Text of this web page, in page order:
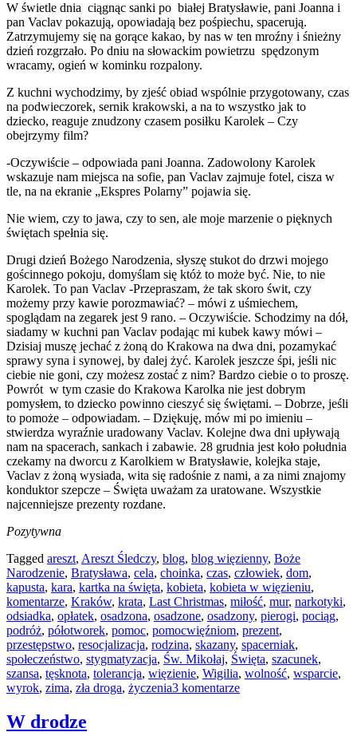
W świetle dnia ciągnąc sanki po białej Bratysławie, pani Joanna i
pan Vaclav pokazują, opowiadają bez pośpiechu, spacerują.
Zatrzymujemy się na gorące kakao, by nas w ten mroźny i śnieżny
dzień rozgrzało. Po dniu na słowackim powietrzu spędzonym
wracamy, ogień w kominku rozpalony.
Z kuchni wychodzimy, by zjeść obiad wspólnie przygotowany, czas
na podwieczorek, sernik krakowski, a na to wszystko jak to
dziecko, reaguje znudzony czasem posiłku Karolek – Czy
obejrzymy film?
-Oczywiście – odpowiada pani Joanna. Zadowolony Karolek
wskazuje nam miejsca na sofie, pan Vaclav zajmuje fotel, cisza w
tle, na na ekranie „Ekspres Polarny” pojawia się.
Nie wiem, czy to jawa, czy to sen, ale moje marzenie o pięknych
świętach spełnia się.
Drugi dzień Bożego Narodzenia, słyszę stukot do drzwi mojego
gościnnego pokoju, domyślam się któż to może być. Nie, to nie
Karolek. To pan Vaclav -Przepraszam, że tak skoro świt, czy
możemy przy kawie porozmawiać? – mówi z uśmiechem,
spoglądam na zegarek jest 9 rano. – Oczywiście. Schodzimy na dół,
siadamy w kuchni pan Vaclav podając mi kubek kawy mówi –
Dzisiaj muszę jechać z żoną do Krakowa na dwa dni, pozamykać
sprawy syna i synowej, by dalej żyć. Karolek jeszcze śpi, jeśli nic
ciebie nie goni, czy możesz zostać z nim? Bardzo ciebie o to proszę.
Powrót w tym czasie do Krakowa Karolka nie jest dobrym
pomysłem, to dziecko powinno cieszyć się świętami. – Dobrze, jeśli
to pomoże – odpowiadam. – Dziękuję, mów mi po imieniu –
stwierdza wyraźnie uradowany Vaclav. Kolejne dwa dni upływają
nam na spacerach, sankach i zabawie. 28 grudnia jest koło południa
czekamy na dworcu z Karolkiem w Bratysławie, kolejka staje,
Vaclav z żoną wysiada, wita się radośnie z nami, a za nimi znajomy
konduktor szepcze – Święta uważam za uratowane. Wszystkie
najcenniejsze prezenty rozdane.
Pozytywna
Tagged areszt, Areszt Śledczy, blog, blog więzienny, Boże
Narodzenie, Bratysława, cela, choinka, czas, człowiek, dom,
kapusta, kara, kartka na święta, kobieta, kobieta w więzieniu,
komentarze, Kraków, krata, Last Christmas, miłość, mur, narkotyki,
odsiadka, opłatek, osadzona, osadzone, osadzony, pierogi, pociąg,
podróż, półotworek, pomoc, pomocwięźniom, prezent,
przestępstwo, resocjalizacja, rodzina, skazany, spacerniak,
społeczeństwo, stygmatyzacja, Św. Mikołaj, Święta, szacunek,
szansa, tęsknota, tolerancja, więzienie, Wigilia, wolność, wsparcie,
wyrok, zima, zła droga, życzenia3 komentarze
W drodze